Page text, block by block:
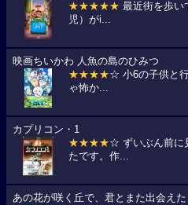
★★★★★ 最近街を歩い
児）がi...
映画ちいかわ 人魚の島のひみつ
★★★★☆ 小6の子供と
ゃ怖か...
カプリコン・1
★★★★☆ ずいぶん前に
たです。作...
あの花が咲く丘で、君とまた出会えた